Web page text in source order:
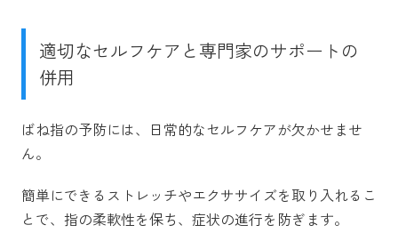
適切なセルフケアと専門家のサポートの
併用
ばね指の予防には、日常的なセルフケアが欠かせませ
ん。
簡単にできるストレッチやエクササイズを取り入れるこ
とで、指の柔軟性を保ち、症状の進行を防ぎます。